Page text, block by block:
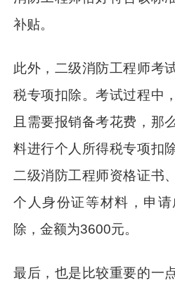
补贴。
此外，二级消防工程师考
税专项扣除。考试过程中
且需要报销备考花费，那
料进行个人所得税专项扣
二级消防工程师资格证书
个人身份证等材料，申
除，金额为3600元。
最后，也是比较重要的一